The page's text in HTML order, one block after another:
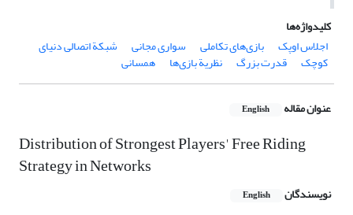
کلیدواژه‌ها
اجلاس اوپک
بازی‌های تکاملی سواری مجانی شبکة اتصالی دنیای
کوچک قدرت بزرگ نظریة بازی‌ها همسانی
عنوان مقاله English
Distribution of Strongest Players' Free Riding
Strategy in Networks
نویسندگان English